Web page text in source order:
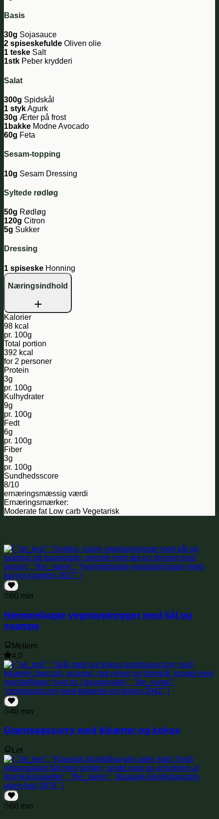
Basis
30g Sojasauce
2 spiseskefulde Oliven olie
1 teske Salt
1stk Peber krydderi
Salat
300g Spidskål
1 stykAgurk
30g Ærter på frost
1bakke Modne Avocado
60g Feta
Sesam-topping
10g Sesam Dressing
Syltede rødløg
50g Rødløg
120g Citron
5g Sukker
Dressing
1 spiseske Honning
Næringsindhold
Kalorier
98 kcal
pr. 100g
Total portion
392 kcal
for 2 personer
Protein
3g
pr. 100g
Kulhydrater
9g
pr. 100g
Fedt
6g
pr. 100g
Fiber
3g
pr. 100g
Sundhedsscore
8/10
ernæringsmæssig værdi
Ernæringsmærker:
Moderate fat Low carb Vegetarisk
60 min
Hjemmebagte vegetarpirogger med kål og
svampe
Mellem
4,0
40 min
Grøntsagscurry med kikærter og kokos
Let
60 min